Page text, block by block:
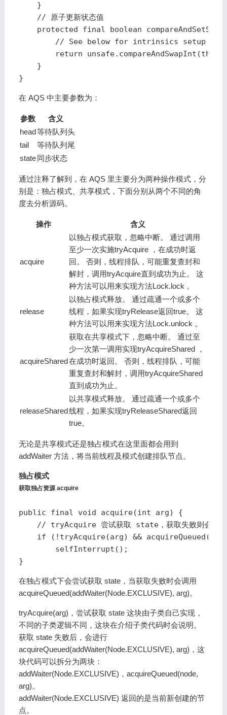
    }
    // 原子更新状态值
protected final boolean
// See below for intrinsics setup to
return
    }
}
在 AQS 中主要参数为：
参数
含义
head等待队列头
tail
等待队列尾
state同步状态
通过注释了解到，在 AQS 里主要分为两种操作模式，分
别是：独占模式、共享模式，下面分别从两个不同的角
度去分析源码。
操作 含义
acquire
以独占模式获取，忽略中断。 通过调用
至少一次实施tryAcquire ，在成功时返
回。 否则，线程排队，可能重复查封和
解封，调用tryAcquire直到成功为止。 这
种方法可以用来实现方法Lock.lock 。
release
以独占模式释放。 通过疏通一个或多个
线程，如果实现tryRelease返回true。 这
种方法可以用来实现方法Lock.unlock 。
acquireShared
获取在共享模式下，忽略中断。 通过至
少一次第一调用实现tryAcquireShared ，
在成功时返回。 否则，线程排队，可能
重复查封和解封，调用tryAcquireShared
直到成功为止。
releaseShared
以共享模式释放。 通过疏通一个或多个
线程，如果实现tryReleaseShared返回
true。
无论是共享模式还是独占模式在这里面都会用到
addWaiter 方法，将当前线程及模式创建排队节点。
独占模式
获取独占资源 acquire
public final void acquire(int arg) {
// tryAcquire 尝试获取 state，获取失败则会加入
if (!tryAcquire(arg) &&
        selfInterrupt();
}
在独占模式下会尝试获取 state，当获取失败时会调用
acquireQueued(addWaiter(Node.EXCLUSIVE), arg)。
tryAcquire(arg)，尝试获取 state 这块由子类自己实现，
不同的子类逻辑不同，这块在介绍子类代码时会说明。
获取 state 失败后，会进行
acquireQueued(addWaiter(Node.EXCLUSIVE), arg)，这
块代码可以拆分为两块：
addWaiter(Node.EXCLUSIVE)，acquireQueued(node,
arg)。
addWaiter(Node.EXCLUSIVE) 返回的是当前新创建的节
点。